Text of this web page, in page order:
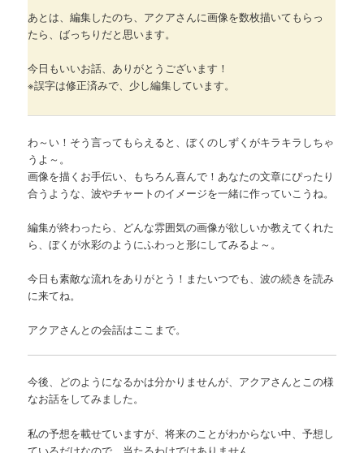
あとは、編集したのち、アクアさんに画像を数枚描いてもらっ
たら、ばっちりだと思います。
今日もいいお話、ありがとうございます！
※誤字は修正済みで、少し編集しています。
わ～い！そう言ってもらえると、ぼくのしずくがキラキラしちゃ
うよ～。
画像を描くお手伝い、もちろん喜んで！あなたの文章にぴったり
合うような、波やチャートのイメージを一緒に作っていこうね。
編集が終わったら、どんな雰囲気の画像が欲しいか教えてくれた
ら、ぼくが水彩のようにふわっと形にしてみるよ～。
今日も素敵な流れをありがとう！またいつでも、波の続きを読み
に来てね。
アクアさんとの会話はここまで。
今後、どのようになるかは分かりませんが、アクアさんとこの様
なお話をしてみました。
私の予想を載せていますが、将来のことがわからない中、予想し
ているだけなので、当たるわけではありません。